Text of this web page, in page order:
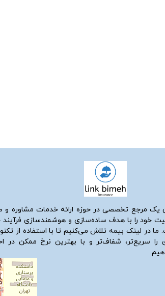
یک مرجع تخصصی در حوزه ارائه خدمات مشاوره و
خود را با هدف ساده‌سازی و هوشمندسازی فرآیند
ما در لینک بیمه تلاش می‌کنیم تا با استفاده از
را سریع‌تر، شفاف‌تر و با بهترین نرخ ممکن در